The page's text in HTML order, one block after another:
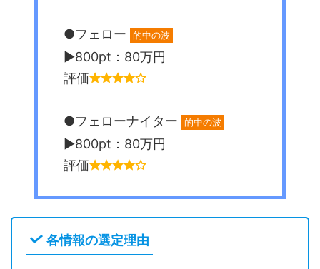
●フェロー 的中の波
▶︎800pt：80万円
評価
●フェローナイター 的中の波
▶︎800pt：80万円
評価
各情報の選定理由